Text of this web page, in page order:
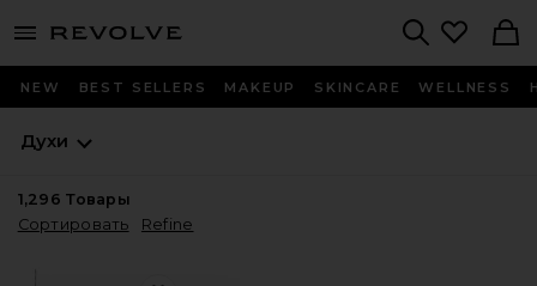
menu - shows more content
NEW BEST SELLERS MAKEUP SKINCARE WELLNESS
Духи
1,296 Товары
Сортировать
Refine